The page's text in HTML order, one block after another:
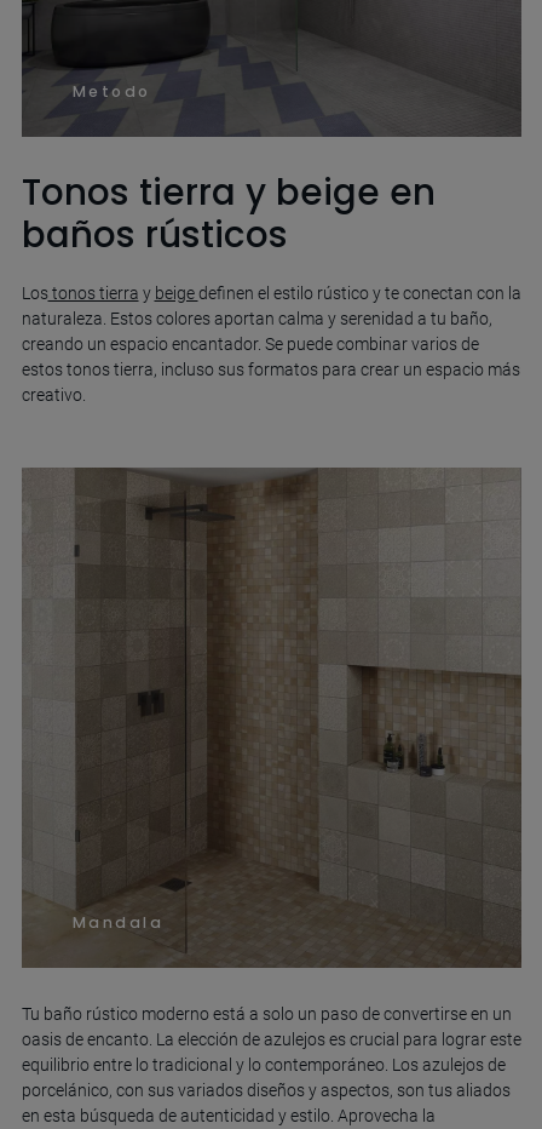
Metodo
Tonos tierra y beige en
baños rústicos
Lostonos tierra y beigedefinen el estilo rústico y te conectan con la
naturaleza. Estos colores aportan calma y serenidad a tu baño,
creando un espacio encantador. Se puede combinar varios de
estos tonos tierra, incluso sus formatos para crear un espacio más
creativo.
Mandala
Tu baño rústico moderno está a solo un paso de convertirse en un
oasis de encanto. La elección de azulejos es crucial para lograr este
equilibrio entre lo tradicional y lo contemporáneo. Los azulejos de
porcelánico, con sus variados diseños y aspectos, son tus aliados
en esta búsqueda de autenticidad y estilo. Aprovecha la